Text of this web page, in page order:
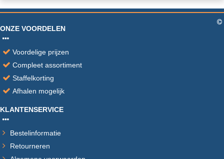
ONZE VOORDELEN
Voordelige prijzen
Compleet assortiment
Staffelkorting
Afhalen mogelijk
KLANTENSERVICE
Bestelinformatie
Retourneren